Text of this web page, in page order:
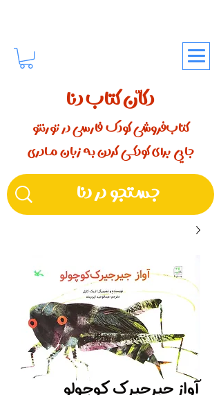
دکّان کتاب دنا
کتاب‌فروشی کودک فارسی در تورنتو
جایی برای کودکـــی کردن بـه زبان مـادری
آواز جیرجیرک کوچولو